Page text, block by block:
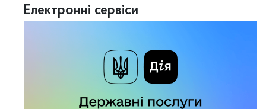
Електронні сервіси